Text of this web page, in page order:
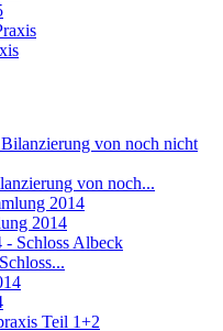
von noch...
2014